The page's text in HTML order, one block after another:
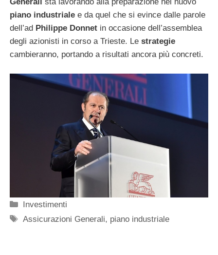
Generali
sta lavorando alla preparazione nel nuovo
piano industriale e da quel che si evince dalle parole
dell’ad Philippe Donnet in occasione dell’assemblea
degli azionisti in corso a Trieste. Le strategie
cambieranno, portando a risultati ancora più concreti.
Categorie
Investimenti
Tag
Assicurazioni Generali, piano industriale